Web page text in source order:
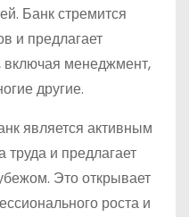
Банк стремится
и предлагает
включая менеджмент,
другие.
является активным
и предлагает
Это открывает
роста и